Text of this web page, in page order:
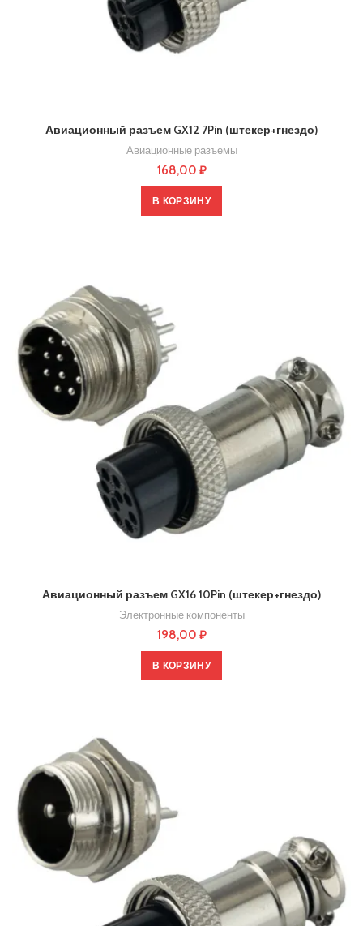
Авиационный разъем GX12 7Pin (штекер+гнездо)
Авиационные разъемы
168,00 ₽
В КОРЗИНУ
Авиационный разъем GX16 10Pin (штекер+гнездо)
Электронные компоненты
198,00 ₽
В КОРЗИНУ